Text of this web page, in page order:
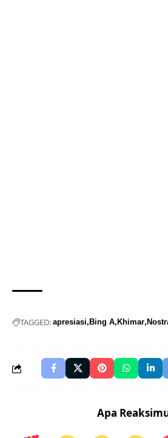
TAGGED: apresiasi Bing A Khimar
Apa